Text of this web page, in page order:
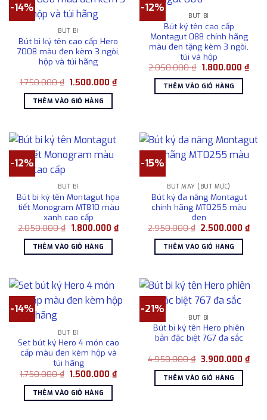
-14%
BÚT BI
Bút bi ký tên cao cấp Hero
7008 màu đen kèm 3 ngòi,
hộp và túi hãng
1.750.000₫ Giá
là:
1.750.000 ₫.
1.500.000₫Giá
hiện
THÊM VÀO GIỎ HÀNG
-12%
BÚT BI
Bút ký tên cao cấp
Montagut 088 chính hãng
màu đen tặng kèm 3 ngòi,
túi và hộp
2.050.000₫ Giá
là:
2.050.000 ₫.
1.800.000 ₫Giá
hiện
THÊM VÀO GIỎ HÀNG
-12%
BÚT BI
Bút bi ký tên Montagut họa
tiết Monogram MT810 màu
xanh cao cấp
2.050.000₫ Giá
là:
2.050.000 ₫.
1.800.000 ₫Giá
THÊM VÀO GIỎ HÀNG
-15%
BÚT MÁY (BÚT MỰC)
Bút ký đa năng Montagut
chính hãng MT0255 màu
đen
2.950.000₫ Giá
là:
2.950.000 ₫.
2.500.000₫Giá
THÊM VÀO GIỎ HÀNG
-14%
BÚT BI
Set bút ký Hero 4 món cao
cấp màu đen kèm hộp và
túi hãng
1.750.000₫ Giá
là:
1.750.000 ₫.
1.500.000₫Giá
hiện
THÊM VÀO GIỎ HÀNG
-21%
BÚT BI
Bút bi ký tên Hero phiên
bản đặc biệt 767 đa sắc
4.950.000₫ Giá
là:
4.950.000 ₫.
3.900.000 ₫Giá
hiện
THÊM VÀO GIỎ HÀNG